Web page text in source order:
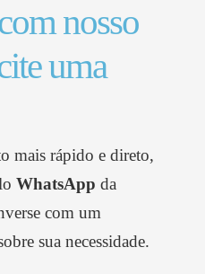
nosso
uma
mais rápido e direto,
WhatsApp da
com um
sua necessidade.